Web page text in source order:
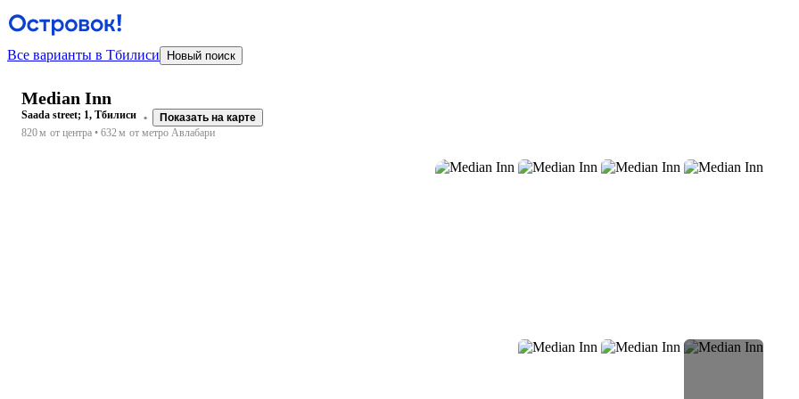
Все варианты в Тбилиси Новый поиск
Median Inn
Saada street; 1, Тбилиси
Показать на карте
820 м от центра 632 м от метро Авлабари